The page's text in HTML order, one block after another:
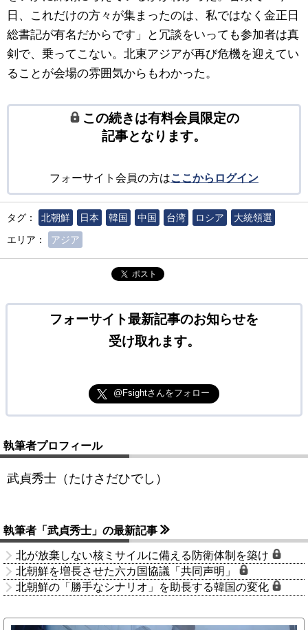
日、これだけの方々が集まったのは、私ではなく金正日
総書記が有名だからです」と冗談をいっても参加者は真
剣で、乗ってこない。北東アジアが再び危機を迎えてい
ることが会場の雰囲気からもわかった。
この続きは有料会員限定の
記事となります。
フォーサイト会員の方はここからログイン
タグ： 北朝鮮 日本 韓国 中国 台湾 ロシア
大統領選
エリア：
アジア
ポスト
フォーサイト最新記事のお知らせを
受け取れます。
@Fsightさんをフォロー
執筆者プロフィール
武貞秀士（たけさだひでし）
執筆者「武貞秀士」の最新記事
北が放棄しない核ミサイルに備える防衛体制を築け
北朝鮮を増長させた六カ国協議「共同声明」
北朝鮮の「勝手なシナリオ」を助長する韓国の変化